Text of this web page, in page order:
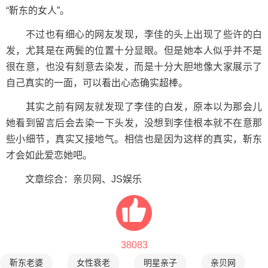
“靳东的女人”。
不过也有细心的网友发现，李佳的头上出现了些许的白
发，尤其是在两鬓的位置十分显眼。但是她本人似乎并不是
很在意，也没有刻意去染发，而是十分大胆地像大家展示了
自己真实的一面，可以看出心态确实超棒。
其实之前有网友就发现了李佳的白发，原本以为那会儿
她看到留言后会去染一下头发，没想到李佳根本就不在意那
些小细节，真实又接地气。相信也是因为这样的真实，靳东
才会如此爱恋她吧。
文章综合：亲贝网、JS娱乐
38083
靳东老婆 女性衰老 明星亲子 亲贝网